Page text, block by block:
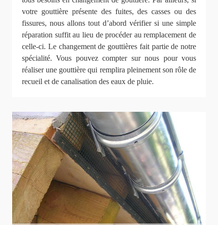
votre gouttière présente des fuites, des casses ou des
fissures, nous allons tout d’abord vérifier si une simple
réparation suffit au lieu de procéder au remplacement de
celle-ci. Le changement de gouttières fait partie de notre
spécialité. Vous pouvez compter sur nous pour vous
réaliser une gouttière qui remplira pleinement son rôle de
recueil et de canalisation des eaux de pluie.